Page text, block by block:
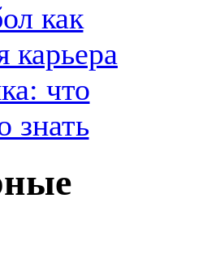
как
карьера
что
знать